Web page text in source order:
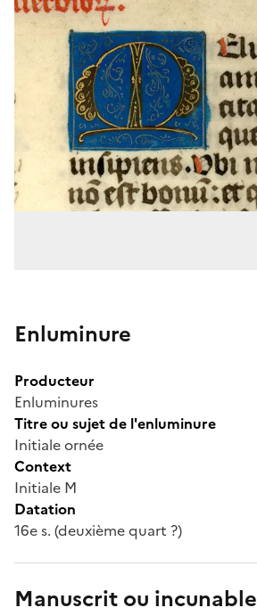
Enluminure
Producteur
Enluminures
Titre ou sujet de l'enluminure
Initiale ornée
Context
Initiale M
Datation
16e s. (deuxième quart ?)
Manuscrit ou incunable